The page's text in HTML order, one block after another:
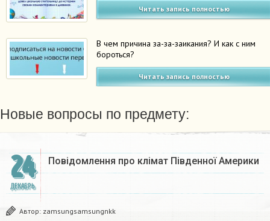
Читать запись полностью
В чем причина за-за-заикания? И как с ним
бороться?
Читать запись полностью
Новые вопросы по предмету:
24
ДЕКАБРЬ
Повідомлення про клімат Південної Америки
Автор: zamsungsamsungnkk